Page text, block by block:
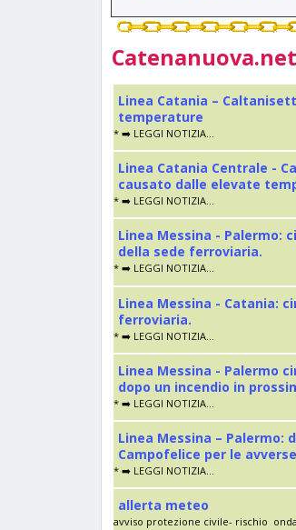
Linea Catania –
temperature
* ➡️ LEGGI NOTIZIA...
Linea Catania Centrale -
causato dalle elevate
* ➡️ LEGGI NOTIZIA...
Linea Messina - Palermo:
della sede ferroviaria.
* ➡️ LEGGI NOTIZIA...
Linea Messina - Catania:
ferroviaria.
* ➡️ LEGGI NOTIZIA...
Linea Messina - Palermo
dopo un incendio in
* ➡️ LEGGI NOTIZIA...
Linea Messina –
Campofelice per le
* ➡️ LEGGI NOTIZIA...
allerta meteo
avviso protezione civile- rischio